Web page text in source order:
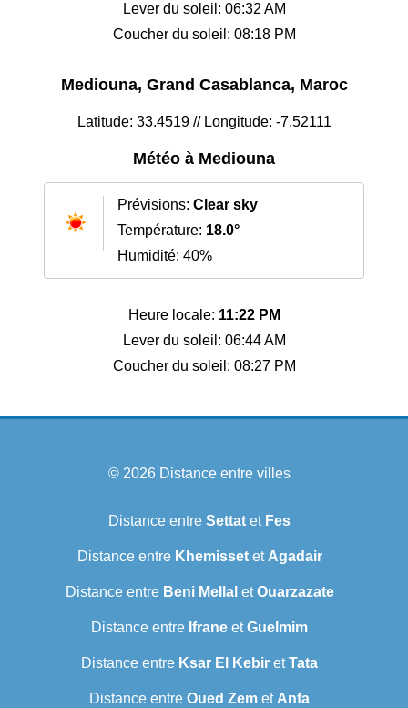
Lever du soleil: 06:32 AM
Coucher du soleil: 08:18 PM
Mediouna, Grand Casablanca, Maroc
Latitude: 33.4519 // Longitude: -7.52111
Météo à Mediouna
Prévisions: Clear sky
Température: 18.0°
Humidité: 40%
Heure locale: 11:22 PM
Lever du soleil: 06:44 AM
Coucher du soleil: 08:27 PM
© 2026 Distance entre villes
Distance entre Settat et Fes
Distance entre Khemissetet Agadair
Distance entre Beni Mellal etOuarzazate
Distance entre Ifrane etGuelmim
Distance entre Ksar El Kebir etTata
Distance entre Oued Zem et Anfa